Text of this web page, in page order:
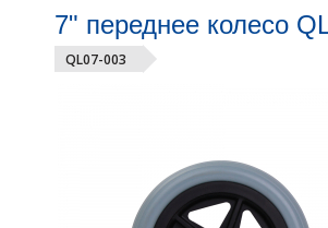
7" переднее колесо
QL07-003